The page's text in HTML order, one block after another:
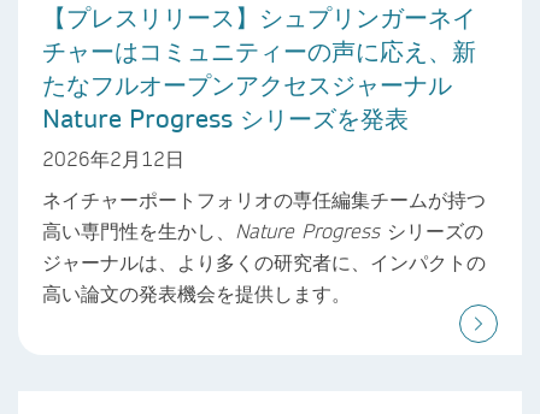
【プレスリリース】シュプリンガーネイ
チャーはコミュニティーの声に応え、新
たなフルオープンアクセスジャーナル
Nature Progress シリーズを発表
2026年2月12日
ネイチャーポートフォリオの専任編集チームが持つ
高い専門性を生かし、 Nature Progress シリーズの
ジャーナルは、より多くの研究者に、インパクトの
高い論文の発表機会を提供します。